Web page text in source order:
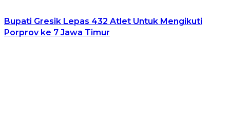
Bupati Gresik Lepas 432 Atlet Untuk Mengikuti
Porprov ke 7 Jawa Timur